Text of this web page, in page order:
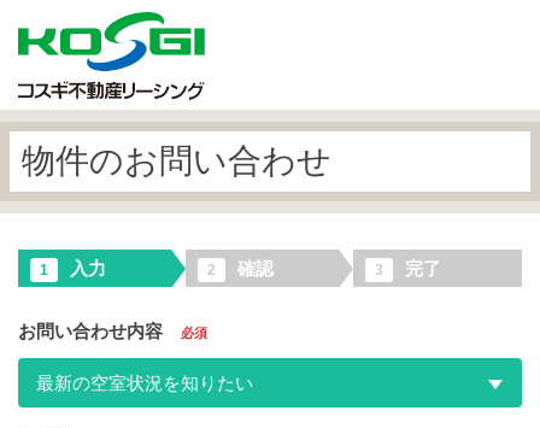
物件のお問い合わせ
1 入力 2 確認 3 完了
お問い合わせ内容 必須
最新の空室状況を知りたい